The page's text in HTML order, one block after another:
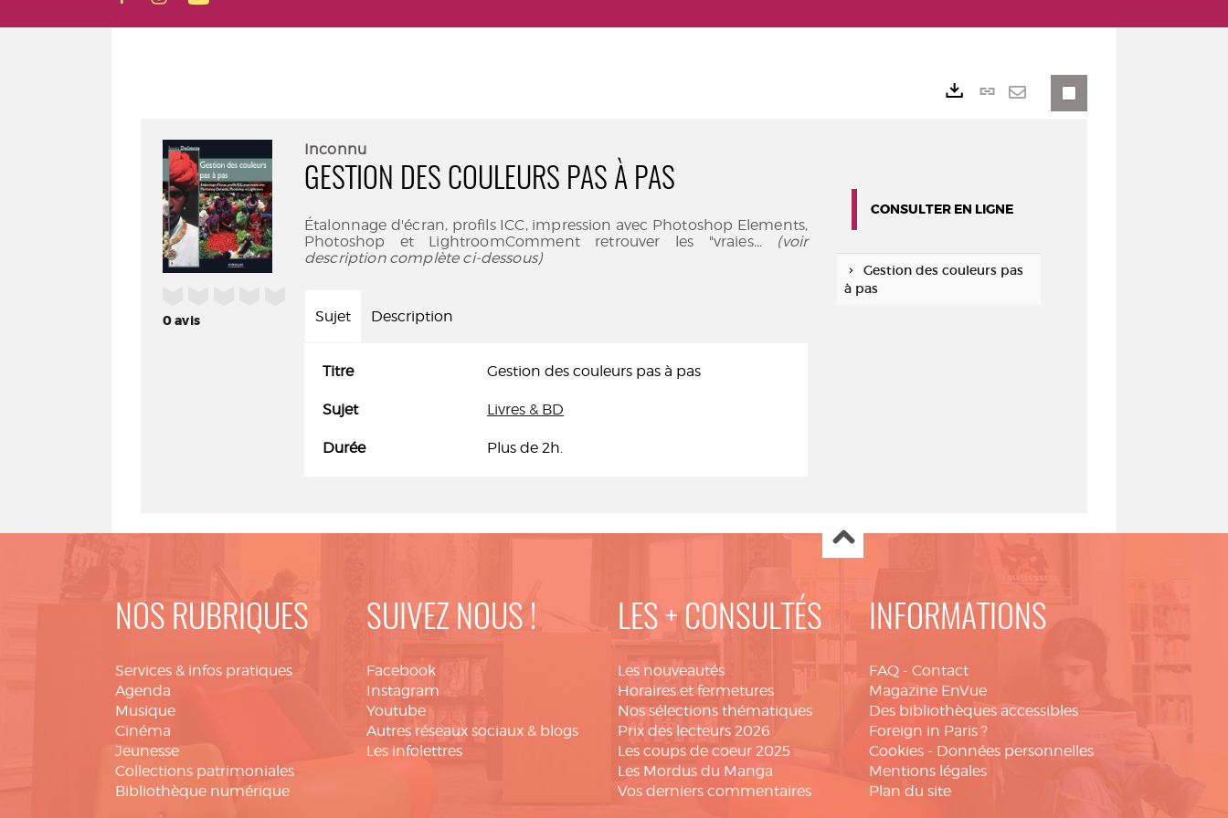
0avis
Inconnu
GESTION DES COULEURS PAS À PAS
Étalonnage d'écran, profils ICC, impression avec Photoshop Elements,
Photoshop et LightroomComment retrouver les "vraies... (voir
description complète ci-dessous)
Sujet Description
Titre Gestion des couleurs pas à pas
Sujet Livres & BD
Durée Plus de 2h.
Lien
CONSULTER EN LIGNE
Gestion des couleurs pas
à pas
NOS RUBRIQUES
Services & infos pratiques
Agenda
Musique
Cinéma
Jeunesse
Collections patrimoniales
Bibliothèque numérique
SUIVEZ NOUS !
Facebook
Instagram
Youtube
Autres réseaux sociaux & blogs
Les infolettres
LES + CONSULTÉS
Les nouveautés
Horaires et fermetures
Nos sélections thématiques
Prix des lecteurs 2026
Les coups de coeur 2025
Les Mordus du Manga
Vos derniers commentaires
INFORMATIONS
FAQ - Contact
Magazine EnVue
Des bibliothèques accessibles
Foreign in Paris ?
Cookies - Données personnelles
Mentions légales
Plan du site